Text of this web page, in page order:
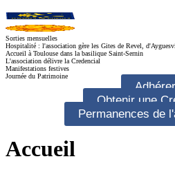
Sorties mensuelles
Hospitalité : l'association gère les Gites de Revel,
Accueil à Toulouse dans la basilique Saint-Sernin
L'association délivre la Credencial
Manifestations festives
Journée du Patrimoine
Adhérer
Obtenir une
Permanences de
Accueil